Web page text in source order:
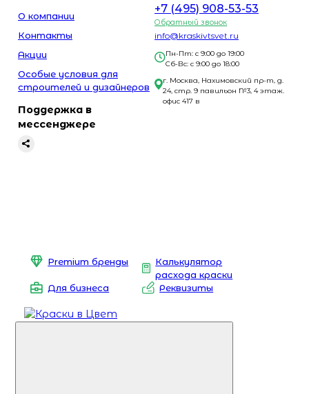
О компании
Контакты
Акции
Особые условия для
строителей и дизайнеров
Поддержка в
мессенджере
+7 (495) 908-53-53
Обратный звонок
info@kraskivtsvet.ru
Пн-Пт: с 9:00 до 19:00
Сб-Вс: с 9:00 до 18:00
г. Москва, Нахимовский пр-т, д.
24, стр. 9 павильон №3, 4 этаж.
офис 417 в
Premium бренды
Калькулятор
расхода краски
Для бизнеса
Реквизиты